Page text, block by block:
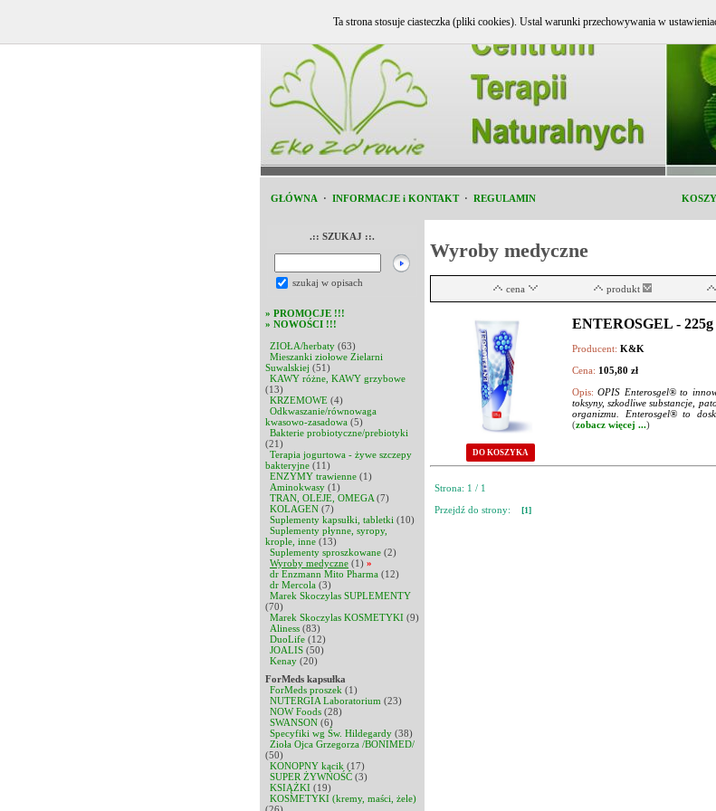
GŁÓWNA · INFORMACJE i KONTAKT · REGULAMIN
.:: SZUKAJ ::.
szukaj w opisach
» PROMOCJE !!!
» NOWOŚCI !!!
ZIOŁA/herbaty (63)
Mieszanki ziołowe Zielarni
Suwalskiej (51)
KAWY różne, KAWY grzybowe
(13)
KRZEMOWE (4)
Odkwaszanie/równowaga
kwasowo-zasadowa (5)
Bakterie probiotyczne/prebiotyki
(21)
Terapia jogurtowa - żywe szczepy
bakteryjne (11)
ENZYMY trawienne (1)
Aminokwasy (1)
TRAN, OLEJE, OMEGA (7)
KOLAGEN (7)
Suplementy kapsułki, tabletki (10)
Suplementy płynne, syropy,
krople, inne (13)
Suplementy sproszkowane (2)
Wyroby medyczne (1) »
dr Enzmann Mito Pharma (12)
dr Mercola (3)
Marek Skoczylas SUPLEMENTY
(70)
Marek Skoczylas KOSMETYKI (9)
Aliness (83)
DuoLife (12)
JOALIS (50)
Kenay (20)
ForMeds kapsułka
ForMeds proszek (1)
NUTERGIA Laboratorium (23)
NOW Foods (28)
SWANSON (6)
Specyfiki wg Św. Hildegardy (38)
Zioła Ojca Grzegorza /BONIMED/
(50)
KONOPNY kącik (17)
SUPER ŻYWNOŚĆ (3)
KSIĄŻKI (19)
KOSMETYKI (kremy, maści, żele)
Wyroby medyczne
cena produkt
DO KOSZYKA
ENTEROSGEL - 225g
Producent: K&K
Cena: 105,80 zł
Opis: OPIS Enterosgel® to
toksyny, szkodliwe substancje,
organizmu. Enterosgel® to
(zobacz więcej ...)
Strona: 1 / 1
Przejdź do strony:
[1]
Ta strona stosuje ciasteczka (pliki cookies). Ustal warunki przechowywania w